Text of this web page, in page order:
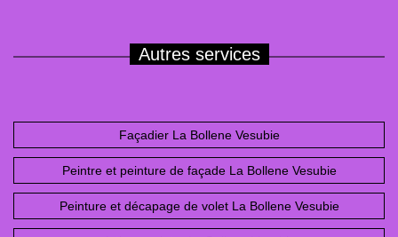
Autres services
Façadier La Bollene Vesubie
Peintre et peinture de façade La Bollene Vesubie
Peinture et décapage de volet La Bollene Vesubie